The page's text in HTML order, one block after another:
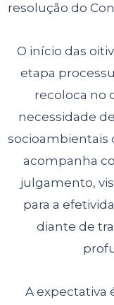
resolução do
O início das
etapa
recoloca no
necessidade
socioambientais
acompanha
julgamento,
para a
diante de
A expectativa